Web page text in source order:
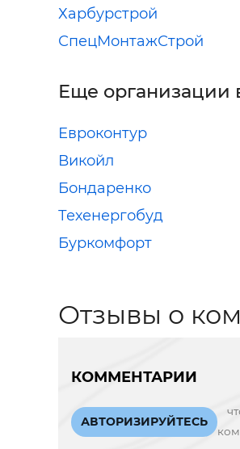
Харбурстрой
СпецМонтажСтрой
Еще организации
Евроконтур
Викойл
Бондаренко
Техенергобуд
Буркомфорт
Отзывы о
КОММЕНТАРИИ
АВТОРИЗИРУЙТЕСЬ